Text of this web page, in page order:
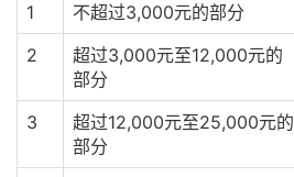
1
不超过3,000元的部分
2
超过3,000元至12,000元的
部分
3
超过12,000元至25,000元的
部分